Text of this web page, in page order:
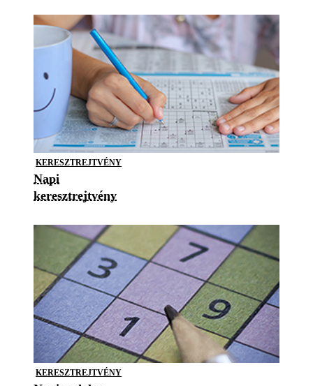
KERESZTREJTVÉNY
Napi
keresztrejtvény
KERESZTREJTVÉNY